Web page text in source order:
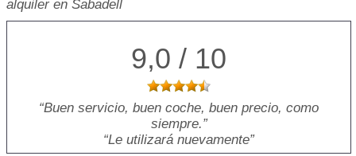
alquiler en Sabadell
9,0 / 10
Buen servicio, buen coche, buen precio, como
siempre.
Le utilizará nuevamente